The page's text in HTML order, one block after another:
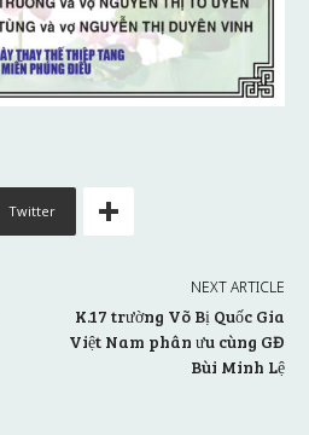
Twitter
NEXT ARTICLE
K.17 trường Võ Bị Quốc Gia
Việt Nam phân ưu cùng GĐ
Bùi Minh Lệ